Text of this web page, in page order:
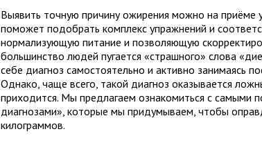
Выявить точную причину ожирения можно на приёме
поможет подобрать комплекс упражнений и
нормализующую питание и позволяющую
большинство людей пугается «страшного» слова
себе диагноз самостоятельно и активно занимаясь
Однако, чаще всего, такой диагноз оказывается
приходится. Мы предлагаем ознакомиться с самыми
диагнозами», которые мы придумываем, чтобы
килограммов.